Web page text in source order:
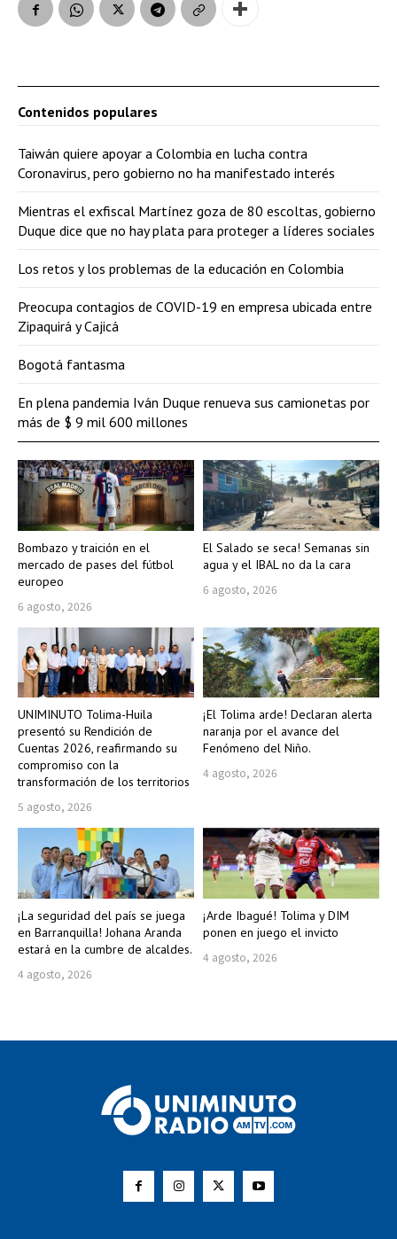
Bombazo y traición en el
mercado de pases del fútbol
europeo
6 agosto, 2026
El Salado se seca! Semanas sin
agua y el IBAL no da la cara
6 agosto, 2026
UNIMINUTO Tolima-Huila
presentó su Rendición de
Cuentas 2026, reafirmando su
compromiso con la
transformación de los territorios
5 agosto, 2026
¡El Tolima arde! Declaran alerta
naranja por el avance del
Fenómeno del Niño.
4 agosto, 2026
¡La seguridad del país se juega
en Barranquilla! Johana Aranda
estará en la cumbre de alcaldes.
4 agosto, 2026
¡Arde Ibagué! Tolima y DIM
ponen en juego el invicto
4 agosto, 2026
Contenidos populares
Taiwán quiere apoyar a Colombia en lucha contra
Coronavirus, pero gobierno no ha manifestado interés
Mientras el exfiscal Martínez goza de 80 escoltas, gobierno
Duque dice que no hay plata para proteger a líderes sociales
Los retos y los problemas de la educación en Colombia
Preocupa contagios de COVID-19 en empresa ubicada entre
Zipaquirá y Cajicá
Bogotá fantasma
En plena pandemia Iván Duque renueva sus camionetas por
más de $ 9 mil 600 millones